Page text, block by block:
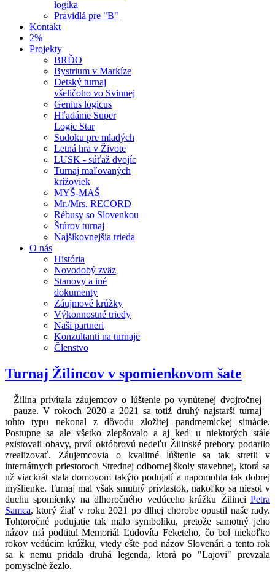
logika
Pravidlá pre "B"
Kontakt
2%
Projekty
BRĎO
Bystrium v Markíze
Detský turnaj
všeličoho vo Svinnej
Genius logicus
Hľadáme Super
Logic Star
Sudoku pre mladých
Letná hra v Živote
LUSK - súťaž dvojíc
Turnaj maľovaných
krížoviek
MYŠ-MAŠ
Mr./Mrs. RECORD
Rébusy so Slovenkou
Štúrov turnaj
Najšikovnejšia trieda
O nás
História
Novodobý zväz
Stanovy a iné
dokumenty
Záujmové krúžky
Výkonnostné triedy
Naši partneri
Konzultanti na turnaje
Členstvo
Turnaj Žilincov v spomienkovom šate
Žilina privítala záujemcov o lúštenie po vynútenej dvojročnej
pauze. V rokoch 2020 a 2021 sa totiž druhý najstarší turnaj
tohto typu nekonal z dôvodu zložitej pandmemickej situácie.
Postupne sa ale všetko zlepšovalo a aj keď u niektorých stále
existovali obavy, prvú októbrovú nedeľu Žilinské prebory podarilo
zrealizovať. Záujemcovia o kvalitné lúštenie sa tak stretli v
internátnych priestoroch Strednej odbornej školy stavebnej, ktorá sa
už viackrát stala domovom takýto podujatí a napomohla tak dobrej
myšlienke. Turnaj mal však smutný prívlastok, nakoľko sa niesol v
duchu spomienky na dlhoročného vedúceho krúžku Žilinci Petra
Samca, ktorý žiaľ v roku 2021 po dlhej chorobe opustil naše rady.
Tohtoročné podujatie tak malo symboliku, pretože samotný jeho
názov má podtitul Memoriál Ľudovíta Feketeho, čo bol niekoľko
rokov vedúcim krúžku, vtedy ešte pod názov Slovenári a tento rok
sa k nemu pridala druhá legenda, ktorá po "Lajovi" prevzala
pomyselné žezlo.